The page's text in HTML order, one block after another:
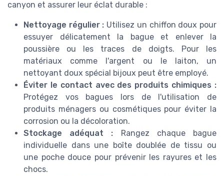
canyon et assurer leur éclat durable :
Nettoyage régulier : Utilisez un chiffon doux pour
essuyer délicatement la bague et enlever la
poussière ou les traces de doigts. Pour les
matériaux comme l'argent ou le laiton, un
nettoyant doux spécial bijoux peut être employé.
Éviter le contact avec des produits chimiques :
Protégez vos bagues lors de l'utilisation de
produits ménagers ou cosmétiques pour éviter la
corrosion ou la décoloration.
Stockage adéquat : Rangez chaque bague
individuelle dans une boîte doublée de tissu ou
une poche douce pour prévenir les rayures et les
chocs.